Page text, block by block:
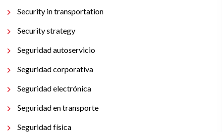
Security in transportation
Security strategy
Seguridad autoservicio
Seguridad corporativa
Seguridad electrónica
Seguridad en transporte
Seguridad física